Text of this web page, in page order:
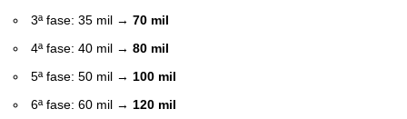
3ª fase: 35 mil →70 mil
4ª fase: 40 mil →80 mil
5ª fase: 50 mil → 100 mil
6ª fase: 60 mil → 120 mil